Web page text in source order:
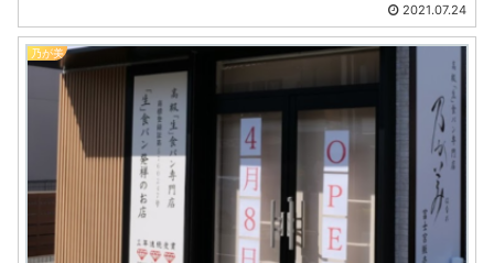
2021.07.24
乃が美